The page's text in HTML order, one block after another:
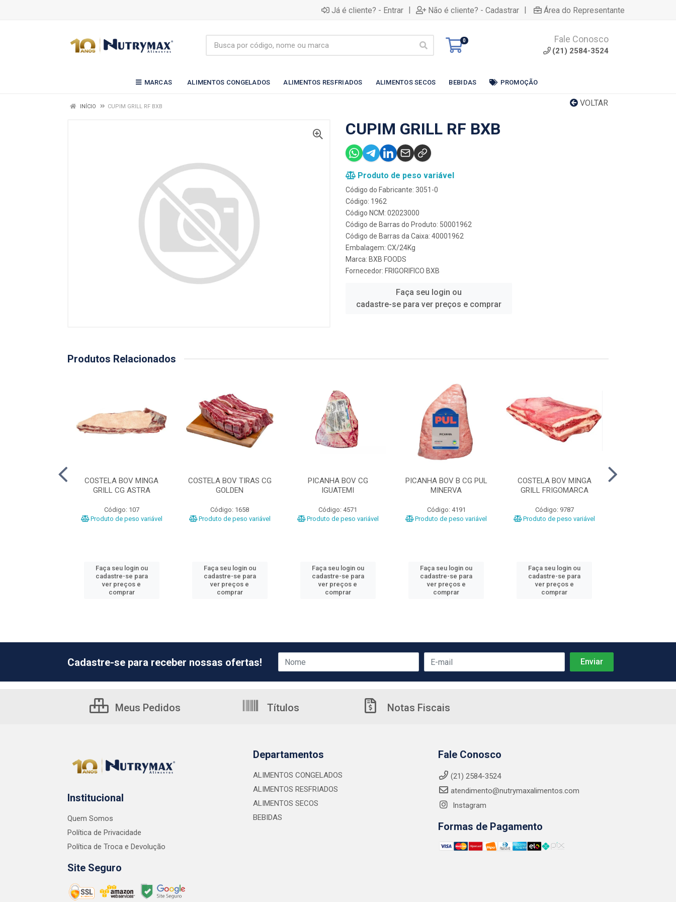
Já é cliente? - Entrar | Não é cliente? - Cadastrar | Área do Representante
0 Fale Conosco
(21) 2584-3524
MARCAS ALIMENTOS CONGELADOS ALIMENTOS RESFRIADOS ALIMENTOS SECOS BEBIDAS PROMOÇÃO
VOLTAR
INÍCIO CUPIM GRILL RF BXB
CUPIM GRILL RF BXB
Produto de peso variável
Código do Fabricante: 3051-0
Código: 1962
Código NCM: 02023000
Código de Barras do Produto: 50001962
Código de Barras da Caixa: 40001962
Embalagem: CX/24Kg
Marca: BXB FOODS
Fornecedor: FRIGORIFICO BXB
Faça seu login ou
cadastre-se para ver preços e comprar
Produtos Relacionados
COSTELA BOV MINGA
GRILL CG ASTRA
Código: 107
Produto de peso variável
Faça seu login ou
cadastre-se para
ver preços e
comprar
COSTELA BOV TIRAS CG
GOLDEN
Código: 1658
Produto de peso variável
Faça seu login ou
cadastre-se para
ver preços e
comprar
PICANHA BOV CG
IGUATEMI
Código: 4571
Produto de peso variável
Faça seu login ou
cadastre-se para
ver preços e
comprar
PICANHA BOV B CG PUL
MINERVA
Código: 4191
Produto de peso variável
Faça seu login ou
cadastre-se para
ver preços e
comprar
COSTELA BOV MINGA
GRILL FRIGOMARCA
Código: 9787
Produto de peso variável
Faça seu login ou
cadastre-se para
ver preços e
comprar
Cadastre-se para receber nossas ofertas!
Meus Pedidos Títulos Notas Fiscais
Institucional
Quem Somos
Política de Privacidade
Política de Troca e Devolução
Site Seguro
Departamentos
ALIMENTOS CONGELADOS
ALIMENTOS RESFRIADOS
ALIMENTOS SECOS
BEBIDAS
Fale Conosco
(21) 2584-3524
atendimento@nutrymaxalimentos.com
Instagram
Formas de Pagamento